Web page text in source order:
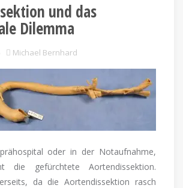
und das
Dilemma
Michael Bernhard
oder in der Notaufnahme,
die gefürchtete Aortendissektion.
da die Aortendissektion rasch